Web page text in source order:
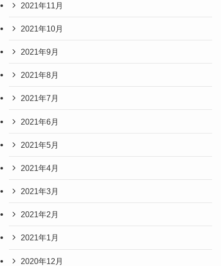
2021年11月
2021年10月
2021年9月
2021年8月
2021年7月
2021年6月
2021年5月
2021年4月
2021年3月
2021年2月
2021年1月
2020年12月